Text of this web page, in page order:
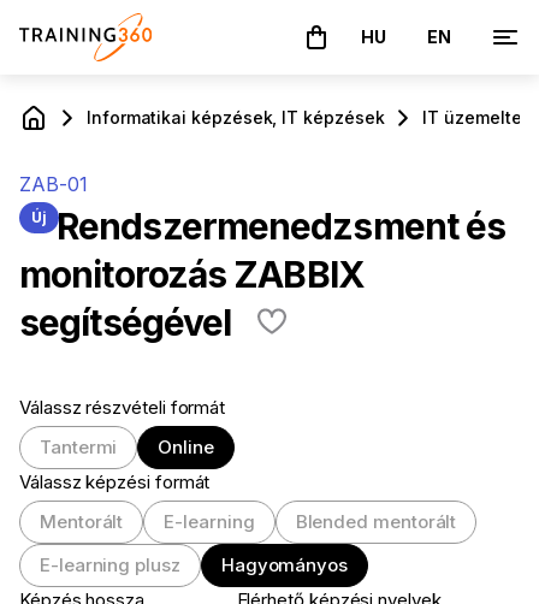
A kosár üres
HU EN
Informatikai képzések, IT képzések IT
ZAB-01
Új Rendszermenedzsment és
monitorozás ZABBIX
segítségével
Válassz részvételi formát
Tantermi
Online
Válassz képzési formát
Mentorált
E-learning
Blended mentorált
E-learning plusz
Hagyományos